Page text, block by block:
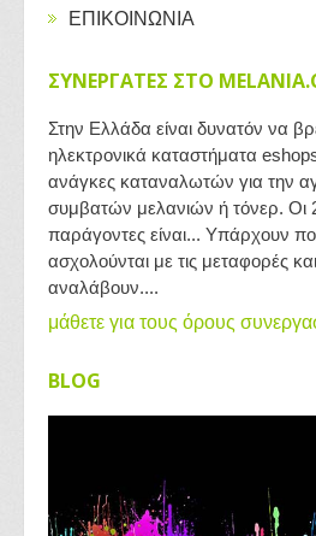
ΕΠΙΚΟΙΝΩΝΙΑ
ΣΥΝΕΡΓΑΤΕΣ ΣΤΟ
Στην Ελλάδα είναι δυνατόν να
ηλεκτρονικά καταστήματα
ανάγκες καταναλωτών για την
συμβατών μελανιών ή τόνερ. Οι
παράγοντες είναι... Υπάρχουν
ασχολούνται με τις μεταφορές
αναλάβουν....
μάθετε για τους όρους
BLOG